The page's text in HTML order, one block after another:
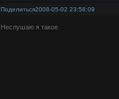
Поделиться2008-05-02 23:58:09
Неслушаю я такое